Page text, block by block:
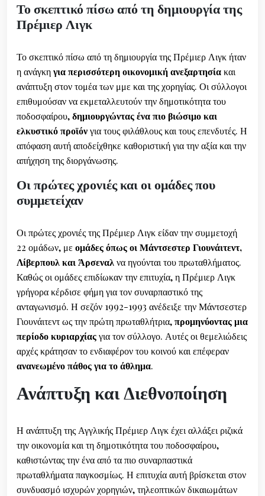
Το σκεπτικό πίσω από τη δημιουργία της
Πρέμιερ Λιγκ
Το σκεπτικό πίσω από τη δημιουργία της Πρέμιερ Λιγκ ήταν
η ανάγκηγια περισσότερη οικονομική ανεξαρτησίακαι
ανάπτυξη στον τομέα των μμε και της χορηγίας. Οι σύλλογοι
επιθυμούσαν να εκμεταλλευτούν την δημοτικότητα του
ποδοσφαίρου,δημιουργώντας ένα πιο βιώσιμο και
ελκυστικό προϊόνγια τους φιλάθλους και τους επενδυτές. Η
απόφαση αυτή αποδείχθηκε καθοριστική για την αξία και την
απήχηση της διοργάνωσης.
Οι πρώτες χρονιές και οι ομάδες που
συμμετείχαν
Οι πρώτες χρονιές της Πρέμιερ Λιγκ είδαν την συμμετοχή
22 ομάδων, με ομάδες όπως οι Μάντσεστερ Γιουνάιτεντ,
Λίβερπουλ και Άρσεναλ να ηγούνται του πρωταθλήματος.
Καθώς οι ομάδες επιδίωκαν την επιτυχία, η Πρέμιερ Λιγκ
γρήγορα κέρδισε φήμη για τον συναρπαστικό της
ανταγωνισμό. Η σεζόν 1992-1993 ανέδειξε την Μάντσεστερ
Γιουνάιτεντ ως την πρώτη πρωταθλήτρια,προμηνύοντας μια
περίοδο κυριαρχίαςγια τον σύλλογο. Αυτές οι θεμελιώδεις
αρχές κράτησαν το ενδιαφέρον του κοινού και επέφεραν
ανανεωμένο πάθος για το άθλημα.
Ανάπτυξη και Διεθνοποίηση
Η ανάπτυξη της Αγγλικής Πρέμιερ Λιγκ έχει αλλάξει ριζικά
την οικονομία και τη δημοτικότητα του ποδοσφαίρου,
καθιστώντας την ένα από τα πιο συναρπαστικά
πρωταθλήματα παγκοσμίως. Η επιτυχία αυτή βρίσκεται στον
συνδυασμό ισχυρών χορηγιών, τηλεοπτικών δικαιωμάτων